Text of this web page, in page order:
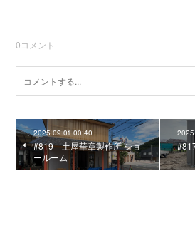
0コメント
2025.09.01 00:40
#819 土屋華章製作所 ショ
ールーム